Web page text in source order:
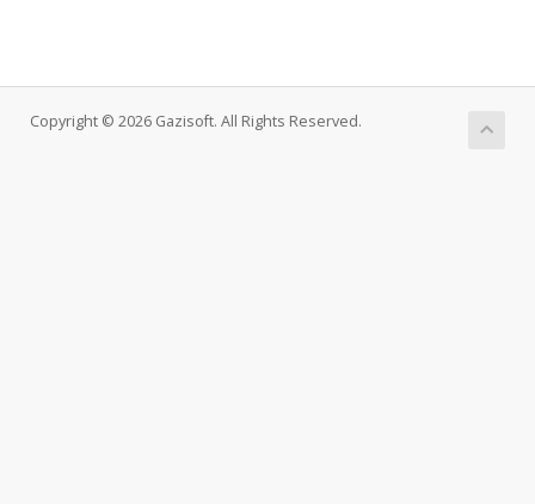
Copyright © 2026 Gazisoft. All Rights Reserved.